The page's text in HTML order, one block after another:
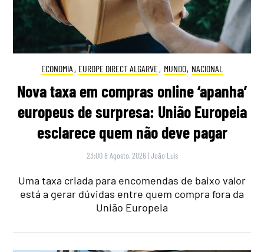
ECONOMIA , EUROPE DIRECT ALGARVE, MUNDO, NACIONAL
Nova taxa em compras online ‘apanha’
europeus de surpresa: União Europeia
esclarece quem não deve pagar
23:00 8 Agosto, 2026 |João Luís
Uma taxa criada para encomendas de baixo valor
está a gerar dúvidas entre quem compra fora da
União Europeia